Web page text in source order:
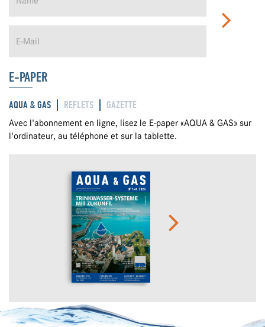
E-PAPER
AQUA & GAS REFLETS GAZETTE
Avec l'abonnement en ligne, lisez le E-paper «AQUA & GAS» sur
l'ordinateur, au téléphone et sur la tablette.